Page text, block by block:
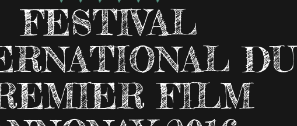
FESTIVAL
DU
FILM